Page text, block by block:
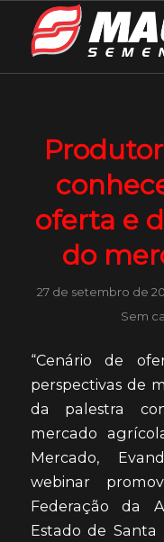
oferta e
do
27 de setembro de
Sem
“Cenário de
perspectivas de
da palestra
mercado
Mercado,
webinar
Federação da
Estado de Santa